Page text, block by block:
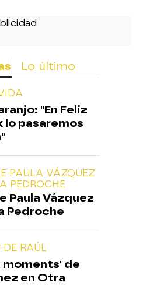
Lo último
"En Feliz
lo pasaremos
PAULA VÁZQUEZ
PEDROCHE
Paula Vázquez
Pedroche
RAÚL
moments' de
en Otra